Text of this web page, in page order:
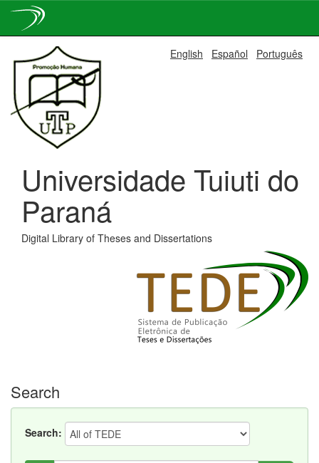
navigation
English Español Português
Universidade Tuiuti do
Paraná
Digital Library of Theses and Dissertations
Search
Search: